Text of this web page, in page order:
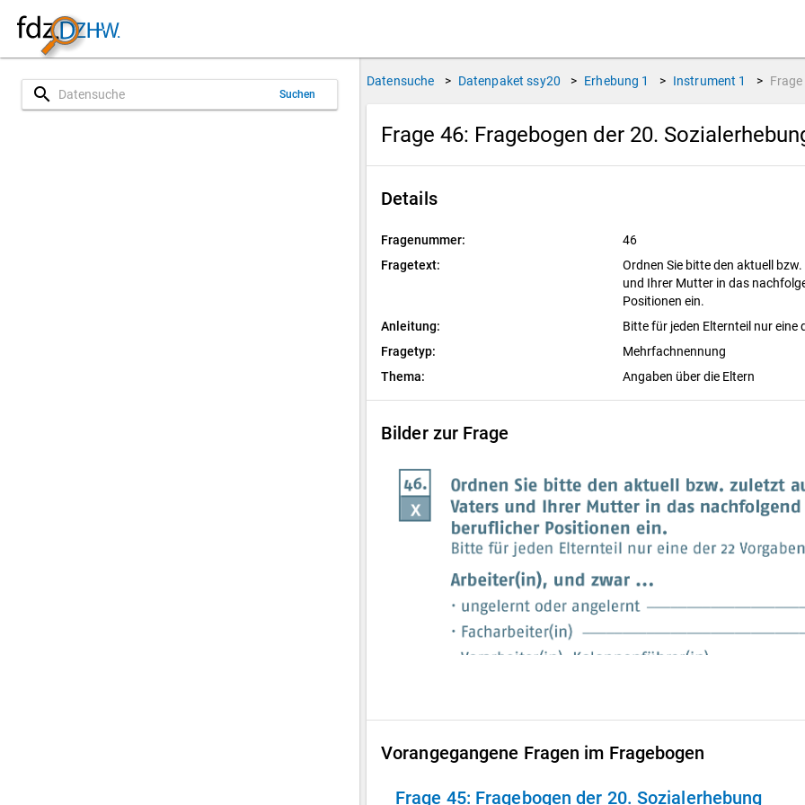
search Suchen
Datensuche > Datenpaket ssy20 > Erhebung 1 > Instrument 1 > Frage
Frage 46: Fragebogen der 20.
Details
Fragenummer:
46
Fragetext:
Ordnen Sie bitte den aktuell
und Ihrer Mutter in das
Positionen ein.
Anleitung:
Bitte für jeden Elternteil nur eine
Fragetyp:
Mehrfachnennung
Thema:
Angaben über die Eltern
Bilder zur Frage
Vorangegangene Fragen im Fragebogen
Frage 45: Fragebogen der 20. Sozialerhebung